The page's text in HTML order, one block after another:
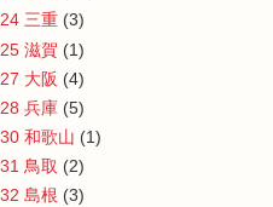
24 三重 (3)
25 滋賀 (1)
27 大阪 (4)
28 兵庫 (5)
30 和歌山 (1)
31 鳥取 (2)
32 島根 (3)